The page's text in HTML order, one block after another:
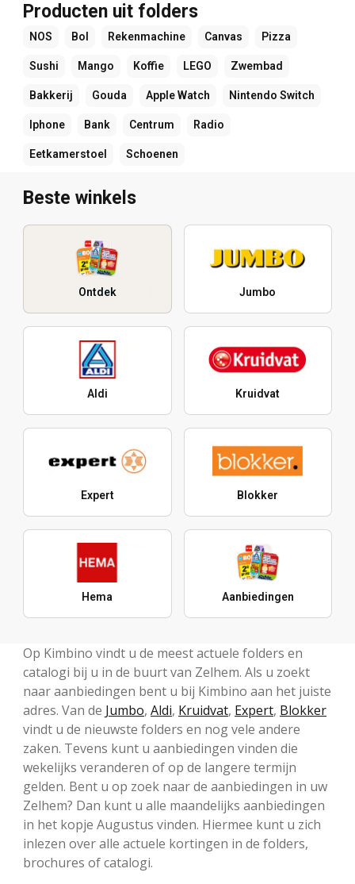
Producten uit folders
NOS Bol Rekenmachine Canvas Pizza
Sushi Mango Koffie LEGO Zwembad
Bakkerij Gouda Apple Watch Nintendo Switch
Iphone Bank Centrum Radio
Eetkamerstoel Schoenen
Beste winkels
Ontdek Jumbo
Aldi Kruidvat
Expert Blokker
Hema Aanbiedingen
Op Kimbino vindt u de meest actuele folders en
catalogi bij u in de buurt van Zelhem. Als u zoekt
naar aanbiedingen bent u bij Kimbino aan het juiste
adres. Van de Jumbo, Aldi, Kruidvat, Expert, Blokker
vindt u de nieuwste folders en nog vele andere
zaken. Tevens kunt u aanbiedingen vinden die
wekelijks veranderen of op de langere termijn
gelden. Bent u op zoek naar de aanbiedingen in uw
Zelhem? Dan kunt u alle maandelijks aanbiedingen
in het kopje Augustus vinden. Hiermee kunt u zich
inlezen over alle actuele kortingen in de folders,
brochures of catalogi.